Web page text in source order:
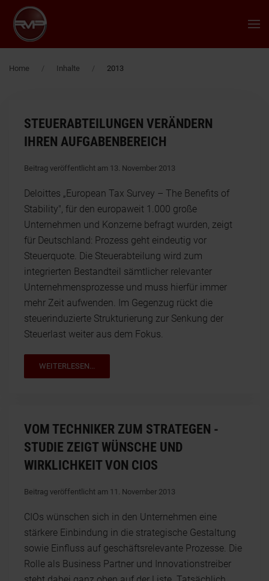
Zum Hauptinhalt springen
Home Inhalte 2013
STEUERABTEILUNGEN VERÄNDERN
IHREN AUFGABENBEREICH
Beitrag veröffentlicht am 13. November 2013
Deloittes „European Tax Survey – The Benefits of
Stability", für den europaweit 1.000 große
Unternehmen und Konzerne befragt wurden, zeigt
für Deutschland: Prozess geht eindeutig vor
Steuerquote. Die Steuerabteilung wird zum
integrierten Bestandteil sämtlicher relevanter
Unternehmensprozesse und muss hierfür immer
mehr Zeit aufwenden. Im Gegenzug rückt die
steuerinduzierte Strukturierung zur Senkung der
Steuerlast weiter aus dem Fokus.
WEITERLESEN...
VOM TECHNIKER ZUM STRATEGEN -
STUDIE ZEIGT WÜNSCHE UND
WIRKLICHKEIT VON CIOS
Beitrag veröffentlicht am 11. November 2013
CIOs wünschen sich in den Unternehmen eine
stärkere Einbindung in die strategische Gestaltung
sowie Einfluss auf geschäftsrelevante Prozesse. Die
Rolle als Business Partner und Innovationstreiber